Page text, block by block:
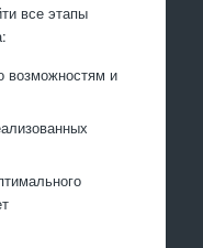
все этапы
возможностям и